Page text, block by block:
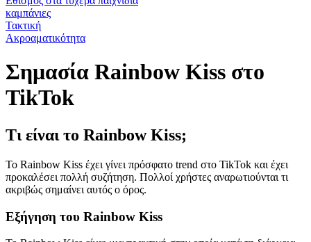
καμπάνιες
Τακτική
Ακροαματικότητα
Σημασία Rainbow Kiss στο
TikTok
Τι είναι το Rainbow Kiss;
Το Rainbow Kiss έχει γίνει πρόσφατο trend στο TikTok και έχει
προκαλέσει πολλή συζήτηση. Πολλοί χρήστες αναρωτιούνται τι
ακριβώς σημαίνει αυτός ο όρος.
Εξήγηση του Rainbow Kiss